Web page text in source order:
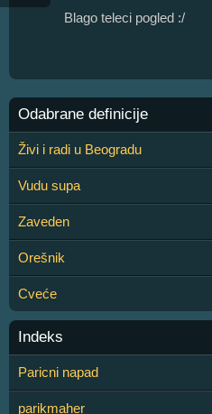
Blago teleci pogled :/
Odabrane definicije
Živi i radi u Beogradu
Vudu supa
Zaveden
Orešnik
Cveće
Indeks
Paricni napad
parikmaher